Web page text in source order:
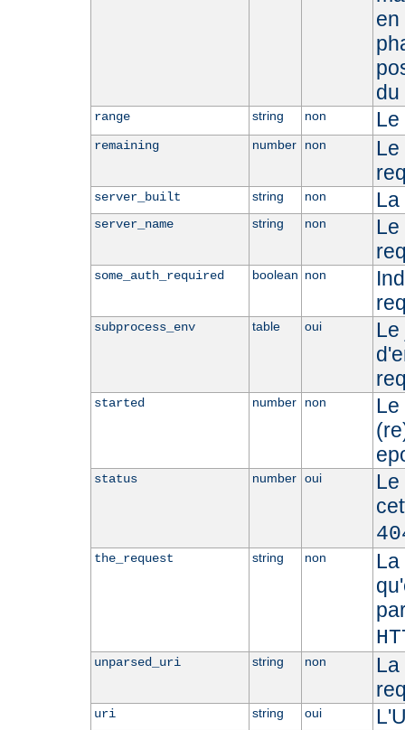
en
du
range string non
remaining number non
Le
server_built string non La
server_name string non
Le
some_auth_required boolean non
subprocess_env table oui
Le
started number non
Le
status number oui
Le
the_request string non
La
unparsed_uri string non
La
uri string oui